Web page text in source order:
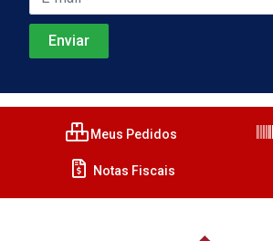
Meus Pedidos
Notas Fiscais